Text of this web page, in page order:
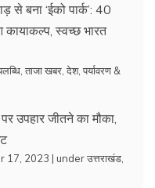
से बना ‘ईको पार्क’: 40
स्वच्छ भारत
ताजा खबर देश, पर्यावरण &
उपहार जीतने का मौका,
17, 2023 | underउत्तराखंड